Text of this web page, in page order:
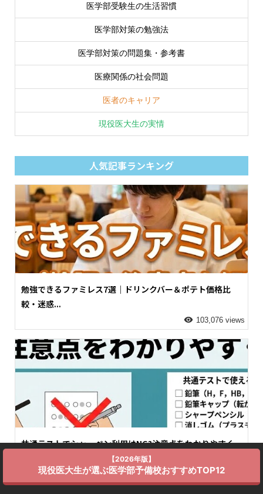
医学部受験生の生活習慣
医学部対策の勉強法
医学部対策の問題集・参考書
医療関係の社会問題
医者のキャリア
現役医大生の実情
人気記事ランキング
勉強できるファミレス7選｜ドリンクバー＆ポテト価格比
較・迷惑...
103,076 views
共通テストでシャーペン利用はNG?注意点をわかりやすく
79,958 views
【2026年版】
現役医大生が選ぶ医学部予備校おすすめTOP12